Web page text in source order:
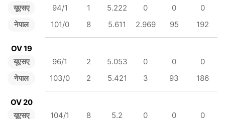
यूएसए
नेपाल
94/1 1 5.222 0 0
0
101/0
8 5.611 2.969 95 192
OV 19
यूएसए
नेपाल
96/1 2 5.053 0 0
0
103/0
2 5.421 3 93 186
OV 20
यूएसए
104/1 8 5.2 0 0 0